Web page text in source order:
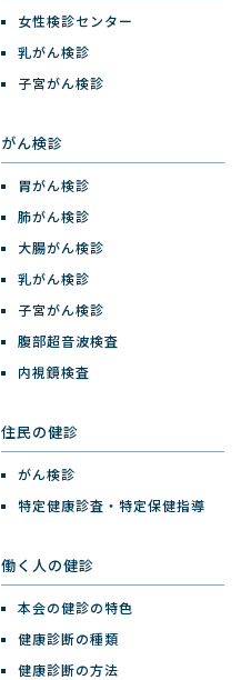
女性検診センター
乳がん検診
子宮がん検診
がん検診
胃がん検診
肺がん検診
大腸がん検診
乳がん検診
子宮がん検診
腹部超音波検査
内視鏡検査
住民の健診
がん検診
特定健康診査・特定保健指導
働く人の健診
本会の健診の特色
健康診断の種類
健康診断の方法